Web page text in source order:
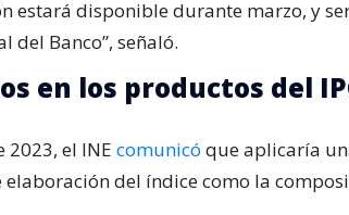
estará disponible durante marzo, y
del Banco”, señaló.
en los productos del
2023, el INE comunicó que aplicaría
del índice como la